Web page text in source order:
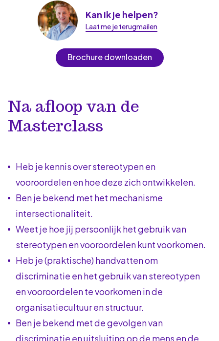
Kan ik je helpen?
Laat me je terugmailen
Brochure downloaden
Na afloop van de
Masterclass
Heb je kennis over stereotypen en
vooroordelen en hoe deze zich ontwikkelen.
Ben je bekend met het mechanisme
intersectionaliteit.
Weet je hoe jij persoonlijk het gebruik van
stereotypen en vooroordelen kunt voorkomen.
Heb je (praktische) handvatten om
discriminatie en het gebruik van stereotypen
en vooroordelen te voorkomen in de
organisatiecultuur en structuur.
Ben je bekend met de gevolgen van
discriminatie en uitsluiting op de mens en de